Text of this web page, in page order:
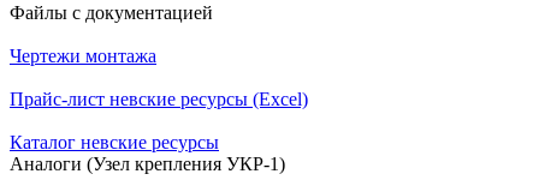
Файлы с документацией
Чертежи монтажа
Прайс-лист невские ресурсы (Excel)
Каталог невские ресурсы
Аналоги (Узел крепления УКР-1)